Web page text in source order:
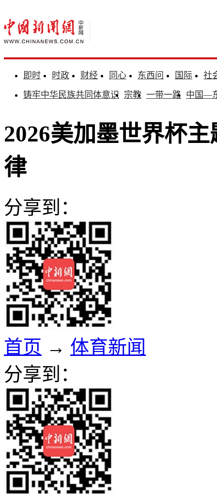
即时 时政 财经 同心 东西问 国际
社
铸牢中华民族共同体意识 宗教 一带一路 中国—
2026美加墨世界杯
律
分享到：
首页 → 体育新闻
分享到：